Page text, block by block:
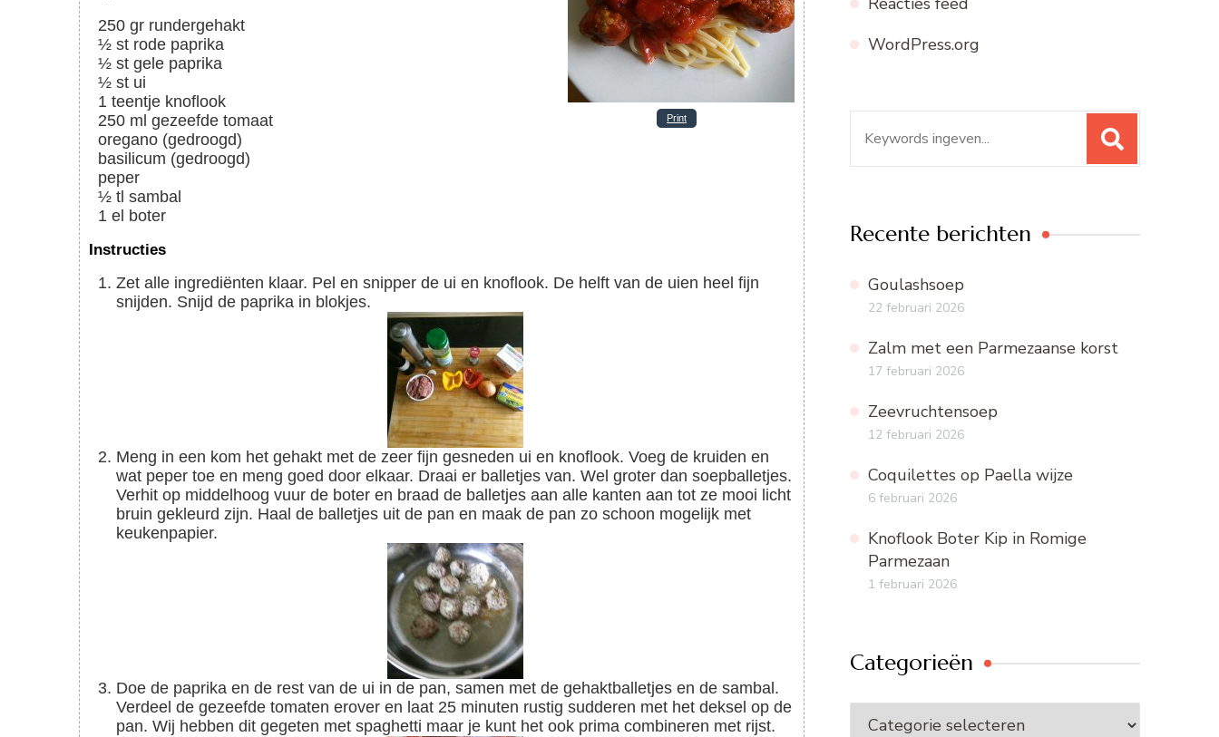
Print
250 gr rundergehakt
½ st rode paprika
½ st gele paprika
½ st ui
1 teentje knoflook
250 ml gezeefde tomaat
oregano (gedroogd)
basilicum (gedroogd)
peper
½ tl sambal
1 el boter
Instructies
Zet alle ingrediënten klaar. Pel en snipper de ui en knoflook. De helft van de uien heel fijn
snijden. Snijd de paprika in blokjes.
Meng in een kom het gehakt met de zeer fijn gesneden ui en knoflook. Voeg de kruiden en
wat peper toe en meng goed door elkaar. Draai er balletjes van. Wel groter dan soepballetjes.
Verhit op middelhoog vuur de boter en braad de balletjes aan alle kanten aan tot ze mooi licht
bruin gekleurd zijn. Haal de balletjes uit de pan en maak de pan zo schoon mogelijk met
keukenpapier.
Doe de paprika en de rest van de ui in de pan, samen met de gehaktballetjes en de sambal.
Verdeel de gezeefde tomaten erover en laat 25 minuten rustig sudderen met het deksel op de
pan. Wij hebben dit gegeten met spaghetti maar je kunt het ook prima combineren met rijst.
WordPress.org
naar:
Recente berichten
Goulashsoep
22 februari 2026
Zalm met een Parmezaanse korst
17 februari 2026
Zeevruchtensoep
12 februari 2026
Coquilettes op Paella wijze
6 februari 2026
Knoflook Boter Kip in Romige
Parmezaan
1 februari 2026
Categorieën
Categorieën